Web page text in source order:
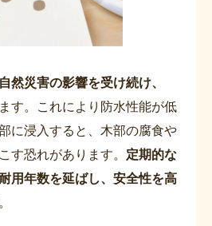
然災害の影響を受け続け、
す。これにより防水性能が低
に浸入すると、木部の腐食や
す恐れがあります。 定期的な
用年数を延ばし、安全性を高